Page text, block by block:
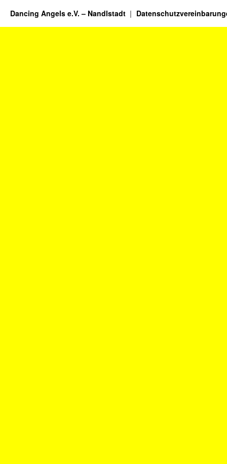
Dancing Angels e.V. – Nandlstadt